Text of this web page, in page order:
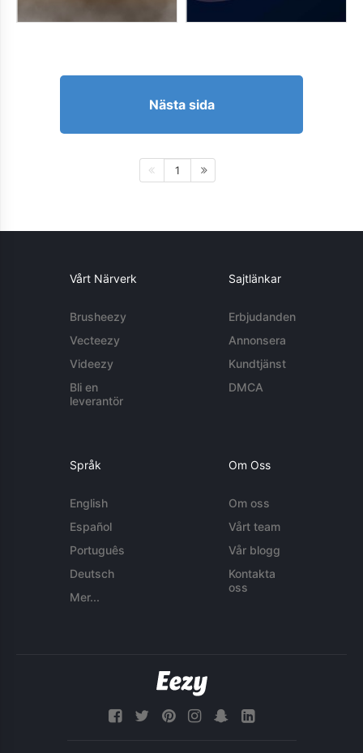
Nästa sida
1
Vårt Närverk
Brusheezy
Vecteezy
Videezy
Bli en
leverantör
Sajtlänkar
Erbjudanden
Annonsera
Kundtjänst
DMCA
Språk
English
Español
Português
Deutsch
Mer...
Om Oss
Om oss
Vårt team
Vår blogg
Kontakta
oss